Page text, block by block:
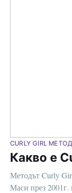
CURLY GIRL МЕТОД
Какво е
Методът Curly
Маси през 2001г.